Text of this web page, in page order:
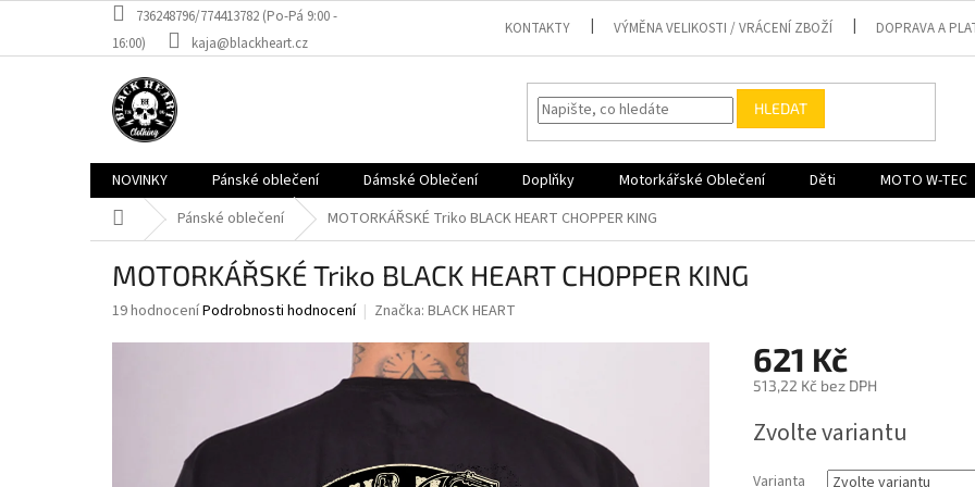
obsah
736248796/774413782 (Po-Pá 9:00 -
16:00)
kaja@blackheart.cz
KONTAKTY VÝMĚNA VELIKOSTI / VRÁCENÍ ZBOŽÍ DOPRAVA A
HLEDAT
NOVINKY Pánské oblečení Dámské Oblečení Doplňky Motorkářské Oblečení Děti MOTO W-TEC
Domů Pánské oblečení MOTORKÁŘSKÉ Triko BLACK HEART CHOPPER KING
MOTORKÁŘSKÉ Triko BLACK HEART CHOPPER KING
Průměrné
19 hodnoceníPodrobnosti hodnocení Značka: BLACK HEART
621 Kč
513,22 Kč bez DPH
cena:
Zvolte variantu
Varianta